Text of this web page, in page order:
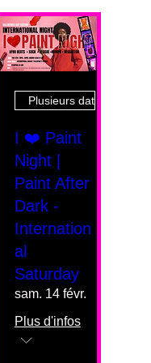
Plusieurs dates
I ❤️ Paint
Night |
Paint After
Dark -
Internation
al
Saturday
sam. 14 févr.
Plus d'infos